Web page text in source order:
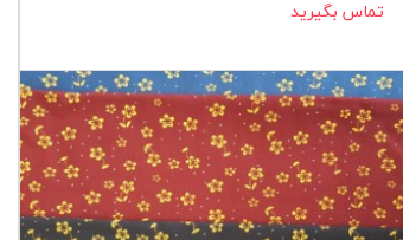
تماس بگیرید